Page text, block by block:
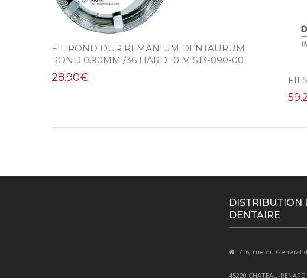
FIL ROND DUR REMANIUM DENTAURUM
ROND 0.90MM /36 HARD 10 M 513-090-00
28.90€
DISTRIBUTION
DENTAIRE
716, rue du Général
45220 CHATEAU-RENARD